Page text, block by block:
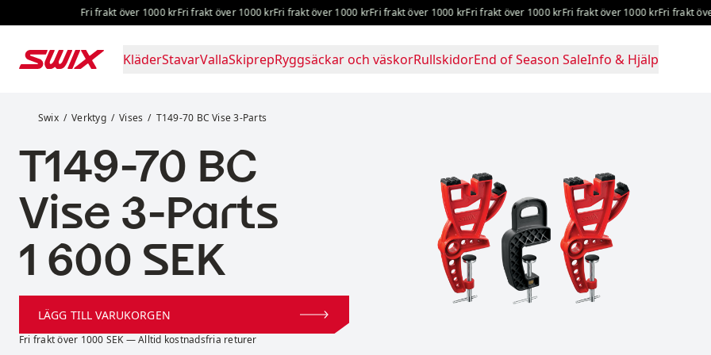
Hoppa till innehåll
Fri frakt över 1000 krFri frakt över 1000 krFri frakt över 1000 krFri frakt över 1000 krFri frakt över 1000 krFri frakt över 1000 krFri frakt över
KläderStavarVallaSkiprepRyggsäckar och väskorRullskidorEnd of Season SaleInfo & Hjälp
Swix Verktyg Vises T149-70 BC Vise 3-Parts
T149-70 BC
Vise 3-Parts
Pris:
1 600 SEK
LÄGG TILL VARUKORGEN
Fri frakt över 1000 SEK — Alltid kostnadsfria returer